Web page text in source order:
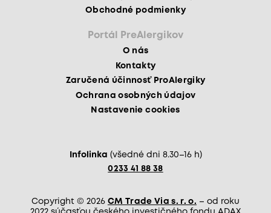
Obchodné podmienky
Portál PreAlergikov
O nás
Kontakty
Zaručená účinnosť ProAlergiky
Ochrana osobných údajov
Nastavenie cookies
Infolinka (všedné dni 8.30–16 h)
0233 41 88 38
Copyright © 2026 CM Trade Via s. r. o. – od roku